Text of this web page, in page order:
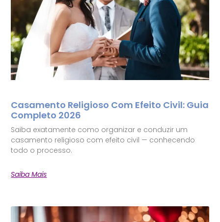
Casamento Religioso Com Efeito Civil: Guia
Completo 2026
Saiba exatamente como organizar e conduzir um
casamento religioso com efeito civil — conhecendo
todo o processo.
Saiba Mais